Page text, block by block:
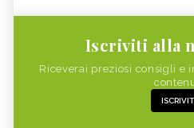
Iscriviti alla
Riceverai preziosi consigli e